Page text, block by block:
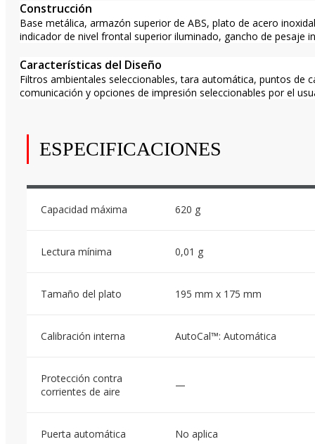
Construcción
Base metálica, armazón superior de ABS, plato de acero
indicador de nivel frontal superior iluminado, gancho de pesaje
Características del Diseño
Filtros ambientales seleccionables, tara automática, puntos de
comunicación y opciones de impresión seleccionables por el
ESPECIFICACIONES
Capacidad máxima 620 g
Lectura mínima 0,01 g
Tamaño del plato 195 mm x 175 mm
Calibración interna AutoCal™: Automática
Protección contra
corrientes de aire
—
Puerta automática No aplica